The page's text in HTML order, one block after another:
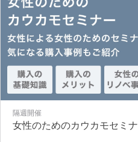
隔週開催
女性のためのカウカモセミ